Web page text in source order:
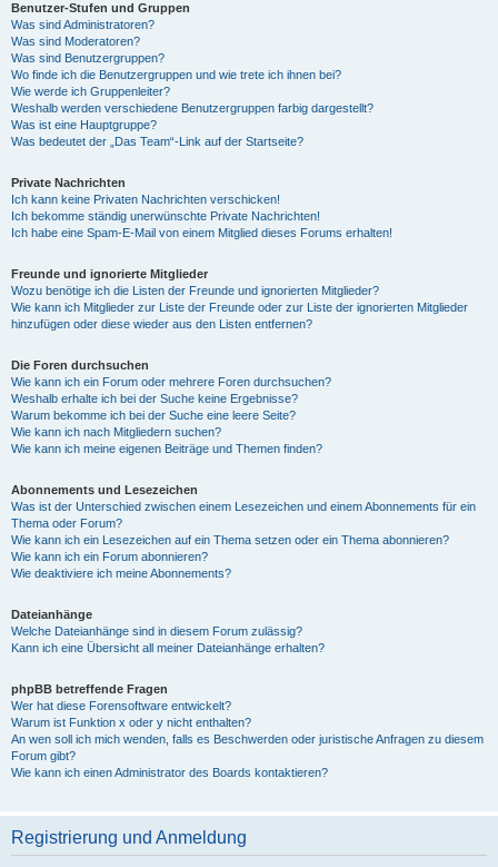
Benutzer-Stufen und Gruppen
Was sind Administratoren?
Was sind Moderatoren?
Was sind Benutzergruppen?
Wo finde ich die Benutzergruppen und wie trete ich ihnen bei?
Wie werde ich Gruppenleiter?
Weshalb werden verschiedene Benutzergruppen farbig dargestellt?
Was ist eine Hauptgruppe?
Was bedeutet der „Das Team“-Link auf der Startseite?
Private Nachrichten
Ich kann keine Privaten Nachrichten verschicken!
Ich bekomme ständig unerwünschte Private Nachrichten!
Ich habe eine Spam-E-Mail von einem Mitglied dieses Forums erhalten!
Freunde und ignorierte Mitglieder
Wozu benötige ich die Listen der Freunde und ignorierten Mitglieder?
Wie kann ich Mitglieder zur Liste der Freunde oder zur Liste der ignorierten Mitglieder
hinzufügen oder diese wieder aus den Listen entfernen?
Die Foren durchsuchen
Wie kann ich ein Forum oder mehrere Foren durchsuchen?
Weshalb erhalte ich bei der Suche keine Ergebnisse?
Warum bekomme ich bei der Suche eine leere Seite?
Wie kann ich nach Mitgliedern suchen?
Wie kann ich meine eigenen Beiträge und Themen finden?
Abonnements und Lesezeichen
Was ist der Unterschied zwischen einem Lesezeichen und einem Abonnements für ein
Thema oder Forum?
Wie kann ich ein Lesezeichen auf ein Thema setzen oder ein Thema abonnieren?
Wie kann ich ein Forum abonnieren?
Wie deaktiviere ich meine Abonnements?
Dateianhänge
Welche Dateianhänge sind in diesem Forum zulässig?
Kann ich eine Übersicht all meiner Dateianhänge erhalten?
phpBB betreffende Fragen
Wer hat diese Forensoftware entwickelt?
Warum ist Funktion x oder y nicht enthalten?
An wen soll ich mich wenden, falls es Beschwerden oder juristische Anfragen zu diesem
Forum gibt?
Wie kann ich einen Administrator des Boards kontaktieren?
Registrierung und Anmeldung